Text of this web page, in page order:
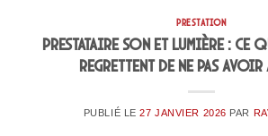
PRESTATION
Prestataire son et lumière : ce
regrettent de ne pas
PUBLIÉ LE27 JANVIER 2026 PAR